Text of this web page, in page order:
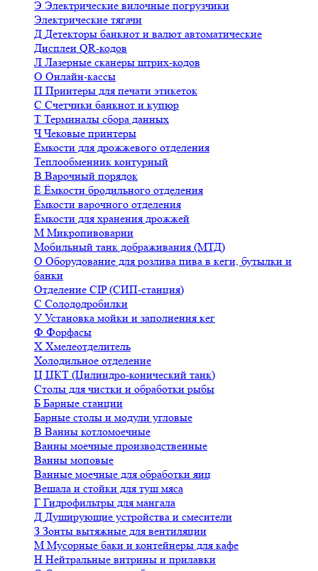
Э Электрические вилочные погрузчики
Электрические тягачи
Д Детекторы банкнот и валют автоматические
Дисплеи QR-кодов
Л Лазерные сканеры штрих-кодов
О Онлайн-кассы
П Принтеры для печати этикеток
С Счетчики банкнот и купюр
Т Терминалы сбора данных
ЧЧековые принтеры
Ёмкости для дрожжевого отделения
Теплообменник контурный
В Варочный порядок
Ё Ёмкости бродильного отделения
Ёмкости варочного отделения
Ёмкости для хранения дрожжей
М Микропивоварни
Мобильный танк дображивания (МТД)
О Оборудование для розлива пива в кеги, бутылки и
банки
Отделение CIP (СИП-станция)
С Солододробилки
У Установка мойки и заполнения кег
Ф Форфасы
Х Хмелеотделитель
Холодильное отделение
Ц ЦКТ (Цилиндро-конический танк)
Столы для чистки и обработки рыбы
Б Барные станции
Барные столы и модули угловые
В Ванны котломоечные
Ванны моечные производственные
Ванны моповые
Ванные моечные для обработки яиц
Вешала и стойки для туш мяса
Г Гидрофильтры для мангала
Д Душирующие устройства и смесители
З Зонты вытяжные для вентиляции
М Мусорные баки и контейнеры для кафе
Н Нейтральные витрины и прилавки